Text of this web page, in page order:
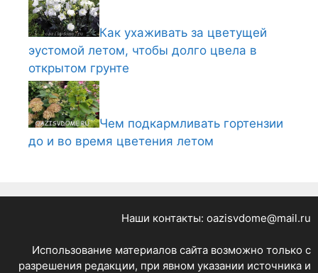
Как ухаживать за цветущей
эустомой летом, чтобы долго цвела в
открытом грунте
Чем подкармливать гортензии
до и во время цветения летом
Наши контакты: oazisvdome@mail.ru
Использование материалов сайта возможно только с
разрешения редакции, при явном указании источника и